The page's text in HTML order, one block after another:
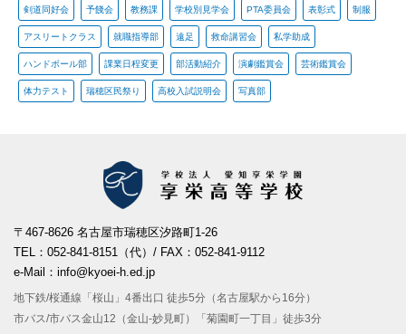
剣道同好会 予餞会 教務課 学校別見学会 PTA委員会 表彰式 制服
アスリートクラス 就職指導部 遠足 救命講習会 私学助成
ハンドボール部 課業日程変更 部活動紹介 演劇鑑賞会 芸術鑑賞会
体力テスト 瑞穂区民祭り 高校入試説明会 写真部
〒467-8626 名古屋市瑞穂区汐路町1-26
TEL：052-841-8151（代）/ FAX：052-841-9112
e-Mail：info@kyoei-h.ed.jp
地下鉄/桜通線「桜山」4番出口 徒歩5分（名古屋駅から16分）
市バス/市バス金山12（金山-妙見町）「菊園町一丁目」徒歩3分